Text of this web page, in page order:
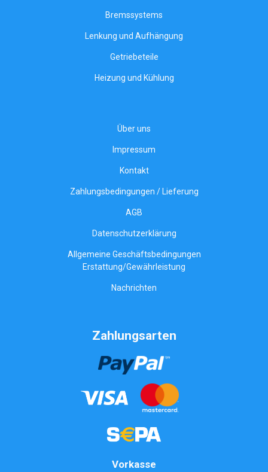
Bremssystems
Lenkung und Aufhängung
Getriebeteile
Heizung und Kühlung
Über uns
Impressum
Kontakt
Zahlungsbedingungen / Lieferung
AGB
Datenschutzerklärung
Allgemeine Geschäftsbedingungen
Erstattung/Gewährleistung
Nachrichten
Zahlungsarten
Vorkasse